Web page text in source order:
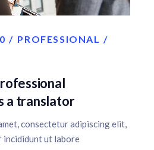
PROFESSIONAL
a translator
consectetur adipiscing elit,
incididunt ut labore